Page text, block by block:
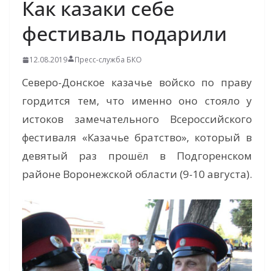
Как казаки себе
фестиваль подарили
12.08.2019 Пресс-служба БКО
Северо-Донское казачье войско по праву
гордится тем, что именно оно стояло у
истоков замечательного Всероссийского
фестиваля «Казачье братство», который в
девятый раз прошёл в Подгоренском
районе Воронежской области (9-10 августа).